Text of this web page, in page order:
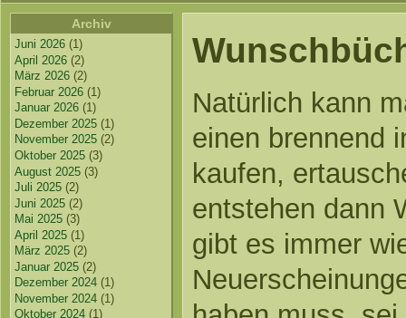
Archiv
Juni 2026 (1)
April 2026 (2)
März 2026 (2)
Februar 2026 (1)
Januar 2026 (1)
Dezember 2025 (1)
November 2025 (2)
Oktober 2025 (3)
August 2025 (3)
Juli 2025 (2)
Juni 2025 (2)
Mai 2025 (3)
April 2025 (1)
März 2025 (2)
Januar 2025 (2)
Dezember 2024 (1)
November 2024 (1)
Oktober 2024 (1)
Natürlich kann
einen brennend
kaufen,
entstehen dann
gibt es immer